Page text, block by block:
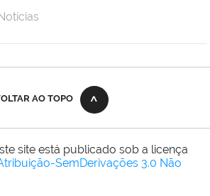
AO TOPO
site está publicado sob a licença
SemDerivações 3.0 Não